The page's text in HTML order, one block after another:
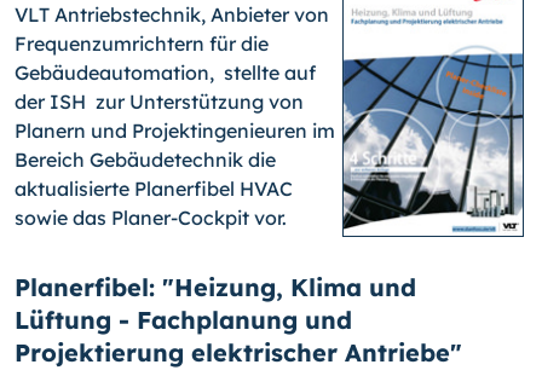
VLT Antriebstechnik, Anbieter von
Frequenzumrichtern für die
Gebäudeautomation, stellte auf
der ISH zur Unterstützung von
Planern und Projektingenieuren im
Bereich Gebäudetechnik die
aktualisierte Planerfibel HVAC
sowie das Planer-Cockpit vor.
Planerfibel: "Heizung, Klima und
Lüftung - Fachplanung und
Projektierung elektrischer Antriebe"